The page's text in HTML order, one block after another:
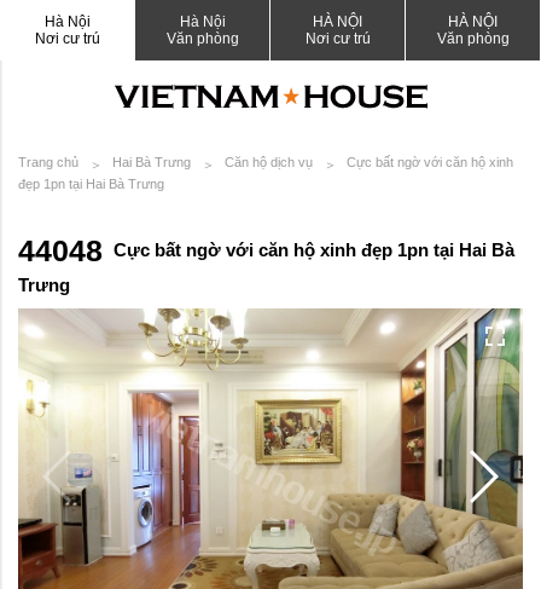
Hà Nội
Nơi cư trú
Hà Nội
Văn phòng
HÀ NỘI
Nơi cư trú
HÀ NỘI
Văn phòng
Trang chủ Hai Bà Trưng Căn hộ dịch vụ
Cực bất ngờ với căn hộ xinh
đẹp 1pn tại Hai Bà Trưng
44048 Cực bất ngờ với căn hộ xinh đẹp 1pn tại Hai Bà
Trưng